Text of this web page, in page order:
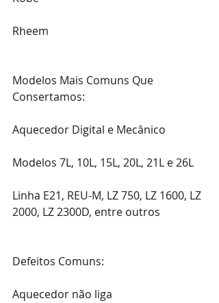
Rheem
Modelos Mais Comuns Que
Consertamos:
Aquecedor Digital e Mecânico
Modelos 7L, 10L, 15L, 20L, 21L e 26L
Linha E21, REU-M, LZ 750, LZ 1600, LZ
2000, LZ 2300D, entre outros
Defeitos Comuns:
Aquecedor não liga